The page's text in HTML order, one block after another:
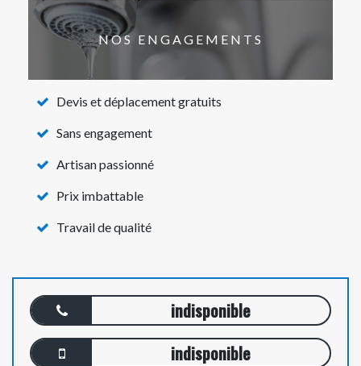
NOS ENGAGEMENTS
Devis et déplacement gratuits
Sans engagement
Artisan passionné
Prix imbattable
Travail de qualité
indisponible
indisponible